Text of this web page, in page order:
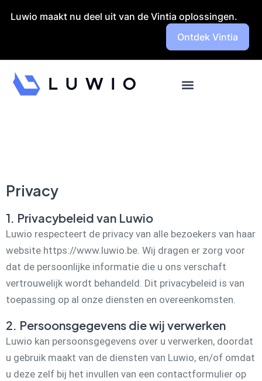
Luwio maakt nu deel uit van de Vintia oplossingen.
Ontdek Vintia
Privacy
1. Privacybeleid van Luwio
Luwio respecteert de privacy van alle bezoekers van haar
website https://www.luwio.be. Wij dragen er zorg voor
dat de persoonlijke informatie die u ons verschaft
vertrouwelijk wordt behandeld. Dit privacybeleid is van
toepassing op al onze diensten en overeenkomsten.
2. Persoonsgegevens die wij verwerken
Luwio kan persoonsgegevens over u verwerken, doordat
u gebruik maakt van de diensten van Luwio, en/of omdat
u deze zelf bij het invullen van een contactformulier op